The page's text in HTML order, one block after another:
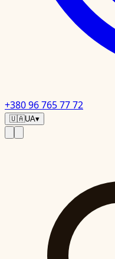
+380 96 765 77 72
🇺🇦UA▾